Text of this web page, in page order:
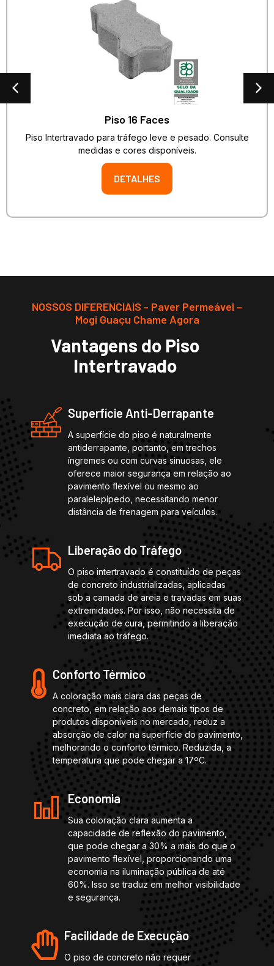
Piso 16 Faces
Piso Intertravado para tráfego leve e pesado. Consulte
medidas e cores disponíveis.
DETALHES
NOSSOS DIFERENCIAIS - Paver Permeável –
Mogi Guaçu Chame Agora
Vantagens do Piso
Intertravado
Superfície Anti-Derrapante
A superfície do piso é naturalmente
antiderrapante, portanto, em trechos
íngremes ou com curvas sinuosas, ele
oferece maior segurança em relação ao
pavimento flexível ou mesmo ao
paralelepípedo, necessitando menor
distância de frenagem para veículos.
Liberação do Tráfego
O piso intertravado é constituído de peças
de concreto industrializadas, aplicadas
sob a camada de areia e travadas em suas
extremidades. Por isso, não necessita de
execução de cura, permitindo a liberação
imediata ao tráfego.
Conforto Térmico
A coloração mais clara das peças de
concreto, em relação aos demais tipos de
produtos disponíveis no mercado, reduz a
absorção de calor na superfície do pavimento,
melhorando o conforto térmico. Reduzida, a
temperatura que pode chegar a 17ºC.
Economia
Sua coloração clara aumenta a
capacidade de reflexão do pavimento,
que pode chegar a 30% a mais do que o
pavimento flexível, proporcionando uma
economia na iluminação pública de até
60%. Isso se traduz em melhor visibilidade
e segurança.
Facilidade de Execução
O piso de concreto não requer